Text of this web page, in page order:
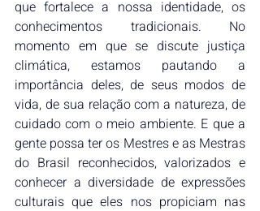
que fortalece a nossa identidade, os
conhecimentos tradicionais. No
momento em que se discute justiça
climática, estamos pautando a
importância deles, de seus modos de
vida, de sua relação com a natureza, de
cuidado com o meio ambiente. E que a
gente possa ter os Mestres e as Mestras
do Brasil reconhecidos, valorizados e
conhecer a diversidade de expressões
culturais que eles nos propiciam nas